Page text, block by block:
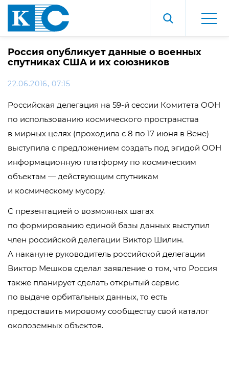
Россия опубликует данные о военных
спутниках США и их союзников
22.06.2016, 07:15
Российская делегация на 59-й сессии Комитета ООН
по использованию космического пространства
в мирных целях (проходила с 8 по 17 июня в Вене)
выступила с предложением создать под эгидой ООН
информационную платформу по космическим
объектам — действующим спутникам
и космическому мусору.
С презентацией о возможных шагах
по формированию единой базы данных выступил
член российской делегации Виктор Шилин.
А накануне руководитель российской делегации
Виктор Мешков сделал заявление о том, что Россия
также планирует сделать открытый сервис
по выдаче орбитальных данных, то есть
предоставить мировому сообществу свой каталог
околоземных объектов.